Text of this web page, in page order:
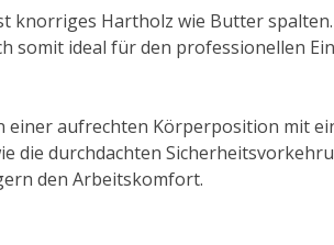
knorriges Hartholz wie Butter
somit ideal für den professionellen
einer aufrechten Körperposition mit
die durchdachten
den Arbeitskomfort.